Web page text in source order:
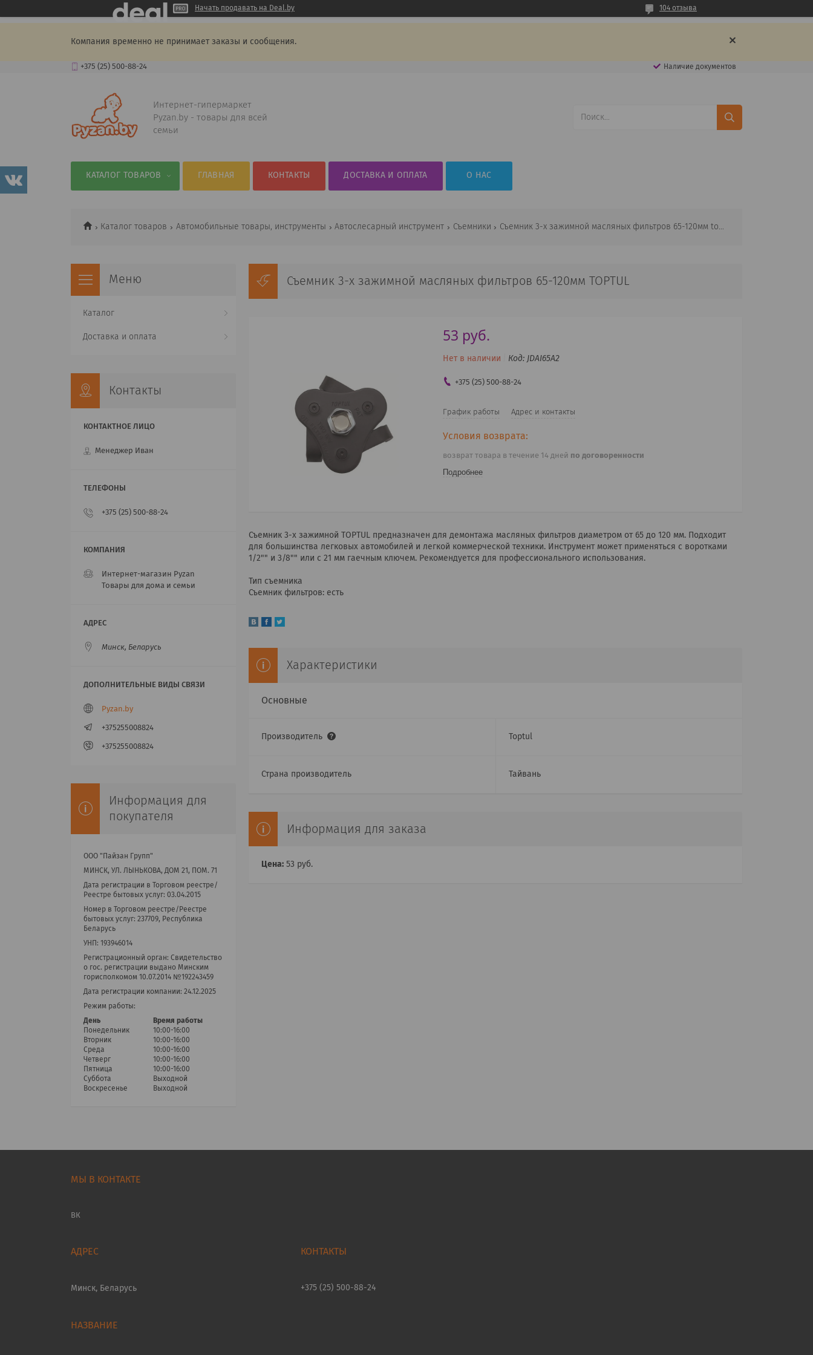
Начать продавать на Deal.by 104 отзыва
Компания временно не принимает заказы и сообщения.
+375 (25) 500-88-24 Наличие документов
Интернет-гипермаркет
Pyzan.by - товары для всей
семьи
КАТАЛОГ ТОВАРОВ ГЛАВНАЯ КОНТАКТЫ ДОСТАВКА И ОПЛАТА О НАС
Каталог товаров Автомобильные товары, инструменты Автослесарный инструмент Съемники Съемник 3-х зажимной масляных фильтров 65-120мм toptul
Съемник 3-х зажимной масляных фильтров 65-120мм TOPTUL
53 руб.
Нет в наличии Код: JDAI65A2
+375 (25) 500-88-24
График работы Адрес и контакты
возврат товара в течение 14 дней по договоренности
Подробнее
Съемник 3-х зажимной TOPTUL предназначен для демонтажа масляных фильтров диаметром от 65 до 120 мм. Подходит
для большинства легковых автомобилей и легкой коммерческой техники. Инструмент может применяться с воротками
1/2"" и 3/8"" или с 21 мм гаечным ключем. Рекомендуется для профессионального использования.
Тип съемника
Съемник фильтров: есть
Характеристики
Основные
Производитель Toptul
Страна производитель Тайвань
Информация для заказа
Цена: 53 руб.
Каталог
Доставка и оплата
Контакты
Менеджер Иван
+375 (25) 500-88-24
Интернет-магазин Pyzan
Товары для дома и семьи
Минск, Беларусь
Pyzan.by
+375255008824
+375255008824
Информация для
покупателя
ООО "Пайзан Групп"
МИНСК, УЛ. ЛЫНЬКОВА, ДОМ 21, ПОМ. 71
Дата регистрации в Торговом реестре/
Реестре бытовых услуг: 03.04.2015
Номер в Торговом реестре/Реестре
бытовых услуг: 237709, Республика
Беларусь
УНП: 193946014
Регистрационный орган: Cвидетельство
о гос. регистрации выдано Минским
горисполкомом 10.07.2014 №192243459
Дата регистрации компании: 24.12.2025
Режим работы:
День
Время работы
Понедельник
10:00-16:00
Вторник
10:00-16:00
Среда
10:00-16:00
Четверг
10:00-16:00
Пятница
10:00-16:00
Суббота
Выходной
Воскресенье
Выходной
МЫ В КОНТАКТЕ
ВК
Минск, Беларусь +375 (25) 500-88-24